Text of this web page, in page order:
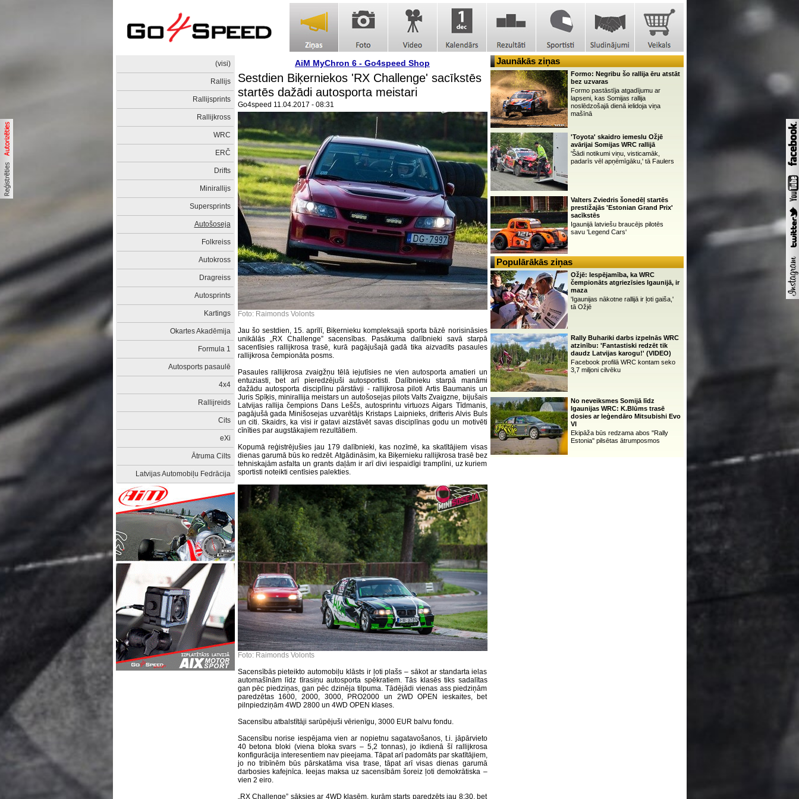
(visi)
Rallijs
Rallijsprints
Rallijkross
WRC
ERČ
Drifts
Minirallijs
Supersprints
Autošoseja
Folkreiss
Autokross
Dragreiss
Autosprints
Kartings
Okartes Akadēmija
Formula 1
Autosports pasaulē
4x4
Rallijreids
Cits
eXi
Ātruma Cilts
Latvijas Automobiļu Fedrācija
AiM MyChron 6 - Go4speed Shop
Sestdien Biķerniekos 'RX Challenge' sacīkstēs
startēs dažādi autosporta meistari
Go4speed 11.04.2017 - 08:31
Foto: Raimonds Volonts
Jau šo sestdien, 15. aprīlī, Biķernieku kompleksajā sporta bāzē norisināsies
unikālās „RX Challenge” sacensības. Pasākuma dalībnieki savā starpā
sacentīsies rallijkrosa trasē, kurā pagājušajā gadā tika aizvadīts pasaules
rallijkrosa čempionāta posms.
Pasaules rallijkrosa zvaigžņu tēlā iejutīsies ne vien autosporta amatieri un
entuziasti, bet arī pieredzējuši autosportisti. Dalībnieku starpā manāmi
dažādu autosporta disciplīnu pārstāvji - rallijkrosa piloti Artis Baumanis un
Juris Spīķis, minirallija meistars un autošosejas pilots Valts Zvaigzne, bijušais
Latvijas rallija čempions Dans Leščs, autosprintu virtuozs Aigars Tīdmanis,
pagājušā gada Minišosejas uzvarētājs Kristaps Laipnieks, drifteris Alvis Buls
un citi. Skaidrs, ka visi ir gatavi aizstāvēt savas disciplīnas godu un motivēti
cīnīties par augstākajiem rezultātiem.
Kopumā reģistrējušies jau 179 dalībnieki, kas nozīmē, ka skatītājiem visas
dienas garumā būs ko redzēt. Atgādināsim, ka Biķernieku rallijkrosa trasē bez
tehniskajām asfalta un grants daļām ir arī divi iespaidīgi tramplīni, uz kuriem
sportisti noteikti centīsies palekties.
Foto: Raimonds Volonts
Sacensībās pieteikto automobiļu klāsts ir ļoti plašs – sākot ar standarta ielas
automašīnām līdz tīrasiņu autosporta spēkratiem. Tās klasēs tiks sadalītas
gan pēc piedziņas, gan pēc dzinēja tilpuma. Tādējādi vienas ass piedziņām
paredzētas 1600, 2000, 3000, PRO2000 un 2WD OPEN ieskaites, bet
pilnpiedziņām 4WD 2800 un 4WD OPEN klases.
Sacensību atbalstītāji sarūpējuši vērienīgu, 3000 EUR balvu fondu.
Sacensību norise iespējama vien ar nopietnu sagatavošanos, t.i. jāpārvieto
40 betona bloki (viena bloka svars – 5,2 tonnas), jo ikdienā šī rallijkrosa
konfigurācija interesentiem nav pieejama. Tāpat arī padomāts par skatītājiem,
jo no tribīnēm būs pārskatāma visa trase, tāpat arī visas dienas garumā
darbosies kafejnīca. Ieejas maksa uz sacensībām šoreiz ļoti demokrātiska –
vien 2 eiro.
„RX Challenge” sāksies ar 4WD klasēm, kurām starts paredzēts jau 8:30, bet
Jaunākās ziņas
Formo: Negribu šo rallija ēru atstāt
bez uzvaras
Formo pastāstīja atgadījumu ar
lapseni, kas Somijas rallija
noslēdzošajā dienā ielidoja viņa
mašīnā
'Toyota' skaidro iemeslu Ožjē
avārijai Somijas WRC rallijā
'Šādi notikumi viņu, visticamāk,
padarīs vēl apņēmīgāku,' tā Faulers
Valters Zviedris šonedēļ startēs
prestižajās 'Estonian Grand Prix'
sacīkstēs
Igaunijā latviešu braucējs pilotēs
savu 'Legend Cars'
Populārākās ziņas
Ožjē: Iespējamība, ka WRC
čempionāts atgriezīsies Igaunijā, ir
maza
'Igaunijas nākotne rallijā ir ļoti gaiša,'
tā Ožjē
Rally Buhariki darbs izpelnās WRC
atzinību: 'Fantastiski redzēt tik
daudz Latvijas karogu!' (VIDEO)
Facebook profilā WRC kontam seko
3,7 miljoni cilvēku
No neveiksmes Somijā līdz
Igaunijas WRC: K.Blūms trasē
dosies ar leģendāro Mitsubishi Evo
VI
Ekipāža būs redzama abos ''Rally
Estonia'' pilsētas ātrumposmos